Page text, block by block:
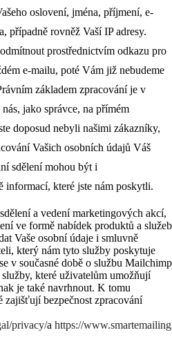
oslovení, jména, příjmení, e-
případně rovněž Vaší IP adresy.
prostřednictvím odkazu pro
e-mailu, poté Vám již nebudeme
základem zpracování je v
jako správce, na přímém
doposud nebyli našimi zákazníky,
Vašich osobních údajů Váš
sdělení mohou být i
informací, které jste nám poskytli.
a vedení marketingových akcí,
ve formě nabídek produktů a služeb
Vaše osobní údaje i smluvně
který nám tyto služby poskytuje
v současné době o službu Mailchimp
které uživatelům umožňují
je také navrhnout. K tomu
zajišťují bezpečnost zpracování
privacy/a https://